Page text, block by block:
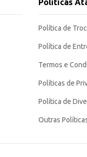
Políticas
Política de
Política de
Termos e
Políticas de
Política de
Outras